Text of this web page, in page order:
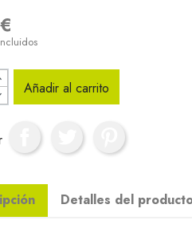
Añadir al carrito
Detalles del